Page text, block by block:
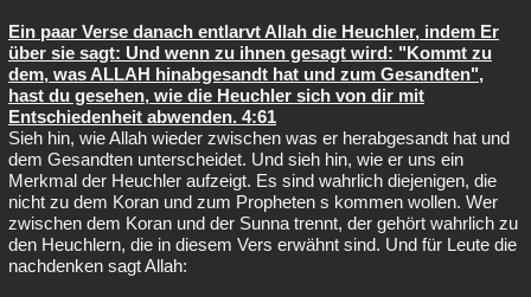
Ein paar Verse danach entlarvt Allah die Heuchler, indem Er
über sie sagt: Und wenn zu ihnen gesagt wird: "Kommt zu
dem, was ALLAH hinabgesandt hat und zum Gesandten",
hast du gesehen, wie die Heuchler sich von dir mit
Entschiedenheit abwenden. 4:61
Sieh hin, wie Allah wieder zwischen was er herabgesandt hat und
dem Gesandten unterscheidet. Und sieh hin, wie er uns ein
Merkmal der Heuchler aufzeigt. Es sind wahrlich diejenigen, die
nicht zu dem Koran und zum Propheten s kommen wollen. Wer
zwischen dem Koran und der Sunna trennt, der gehört wahrlich zu
den Heuchlern, die in diesem Vers erwähnt sind. Und für Leute die
nachdenken sagt Allah: